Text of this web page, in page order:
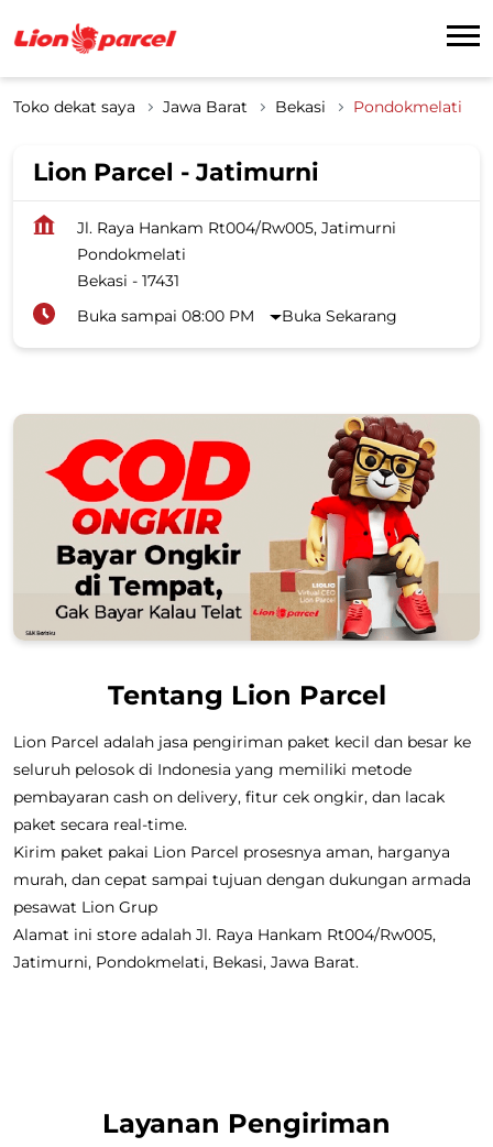
Toko dekat saya Jawa Barat Bekasi Pondokmelati
Lion Parcel - Jatimurni
Jl. Raya Hankam Rt004/Rw005, Jatimurni
Pondokmelati
Bekasi - 17431
Buka sampai 08:00 PM
Buka Sekarang
Tentang Lion Parcel
Lion Parcel adalah jasa pengiriman paket kecil dan besar ke
seluruh pelosok di Indonesia yang memiliki metode
pembayaran cash on delivery, fitur cek ongkir, dan lacak
paket secara real-time.
Kirim paket pakai Lion Parcel prosesnya aman, harganya
murah, dan cepat sampai tujuan dengan dukungan armada
pesawat Lion Grup
Alamat ini store adalah Jl. Raya Hankam Rt004/Rw005,
Jatimurni, Pondokmelati, Bekasi, Jawa Barat.
Layanan Pengiriman